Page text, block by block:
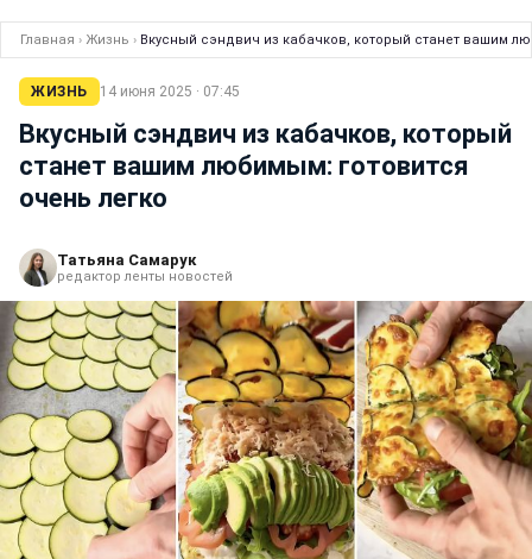
Главная › Жизнь › Вкусный сэндвич из кабачков, который станет вашим
ЖИЗНЬ 14 июня 2025 · 07:45
Вкусный сэндвич из кабачков, который
станет вашим любимым: готовится
очень легко
Татьяна Самарук
редактор ленты новостей